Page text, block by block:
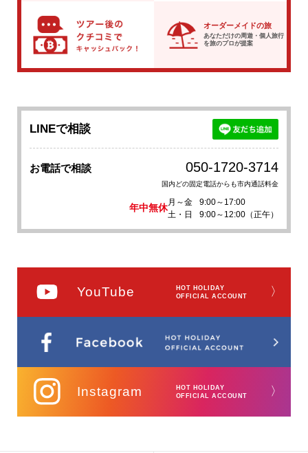
オーダーメイドの旅
あなただけの周遊・個人旅行
を旅のプロが提案
LINEで相談
お電話で相談 050-1720-3714
国内どの固定電話からも市内通話料金
年中無休
月～金
9:00～17:00
土・日
9:00～12:00（正午）
YouTube
HOT HOLIDAY
OFFICIAL ACCOUNT
〉
Instagram
HOT HOLIDAY
OFFICIAL ACCOUNT
〉